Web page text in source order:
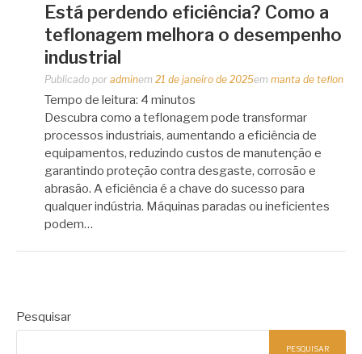
Está perdendo eficiência? Como a
teflonagem melhora o desempenho
industrial
Publicado por adminem 21 de janeiro de 2025em manta de teflon
Tempo de leitura: 4 minutos
Descubra como a teflonagem pode transformar
processos industriais, aumentando a eficiência de
equipamentos, reduzindo custos de manutenção e
garantindo proteção contra desgaste, corrosão e
abrasão. A eficiência é a chave do sucesso para
qualquer indústria. Máquinas paradas ou ineficientes
podem…
Pesquisar
PESQUISAR